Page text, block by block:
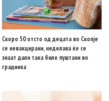
Скоро 50 отсто од децата во Скопје
се невакцирани, неделава ќе се
знаат дали така биле пуштани во
градинка